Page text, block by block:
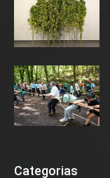
Categorias